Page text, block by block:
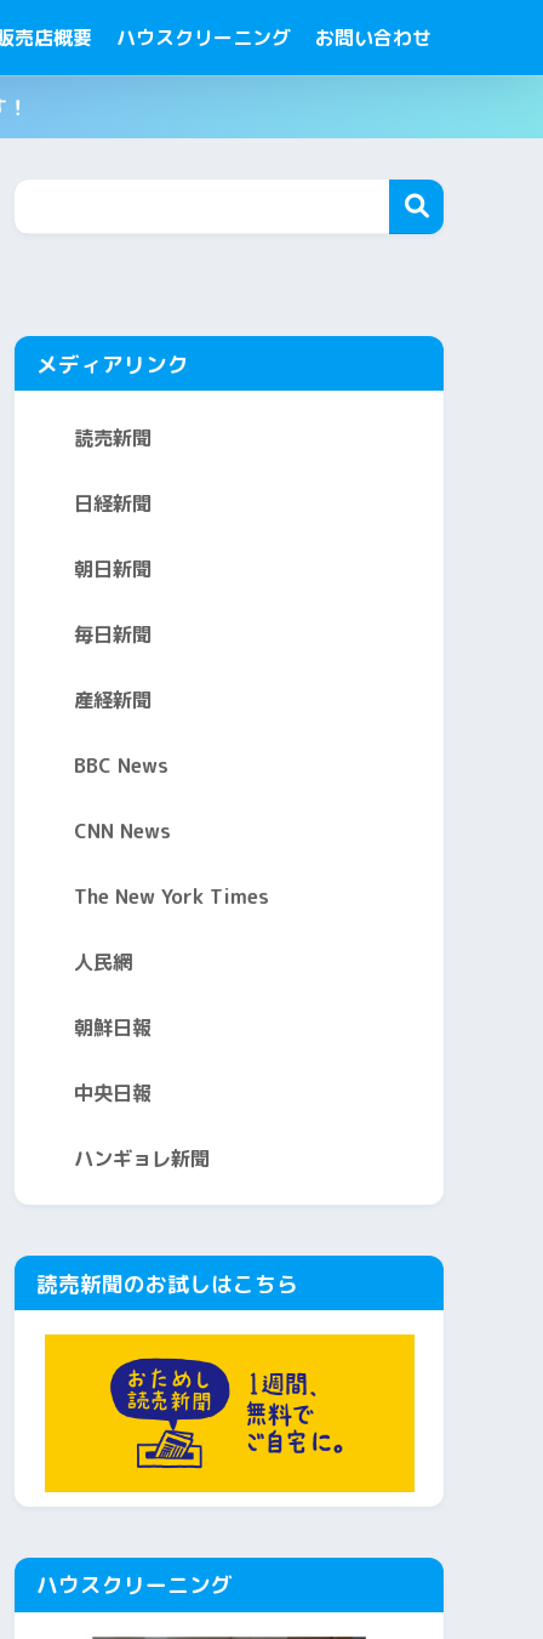
売店概要 ハウスクリーニング お問い合わせ
メディアリンク
読売新聞
日経新聞
朝日新聞
毎日新聞
産経新聞
BBC News
CNN News
The New York Times
人民網
朝鮮日報
中央日報
ハンギョレ新聞
読売新聞のお試しはこちら
ハウスクリーニング